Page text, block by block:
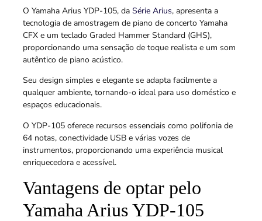
O Yamaha Arius YDP-105, da Série Arius, apresenta a
tecnologia de amostragem de piano de concerto Yamaha
CFX e um teclado Graded Hammer Standard (GHS),
proporcionando uma sensação de toque realista e um som
autêntico de piano acústico.
Seu design simples e elegante se adapta facilmente a
qualquer ambiente, tornando-o ideal para uso doméstico e
espaços educacionais.
O YDP-105 oferece recursos essenciais como polifonia de
64 notas, conectividade USB e várias vozes de
instrumentos, proporcionando uma experiência musical
enriquecedora e acessível.
Vantagens de optar pelo
Yamaha Arius YDP-105